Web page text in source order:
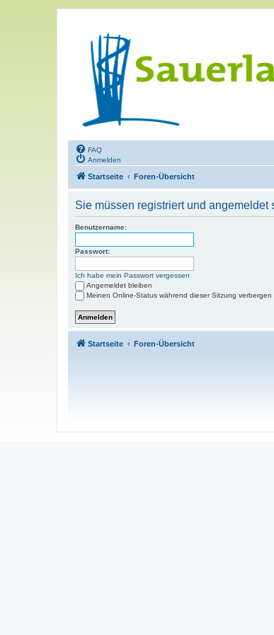
FAQ
Anmelden
Startseite Foren-Übersicht
Sie müssen registriert und angemeldet
Benutzername:
Passwort:
Ich habe mein Passwort vergessen
Angemeldet bleiben
Meinen Online-Status während dieser Sitzung verbergen
Startseite Foren-Übersicht